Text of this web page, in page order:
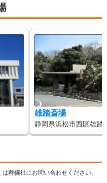
雄踏斎場
静岡県浜松市西区雄踏
葬儀社にお問い合わせください。